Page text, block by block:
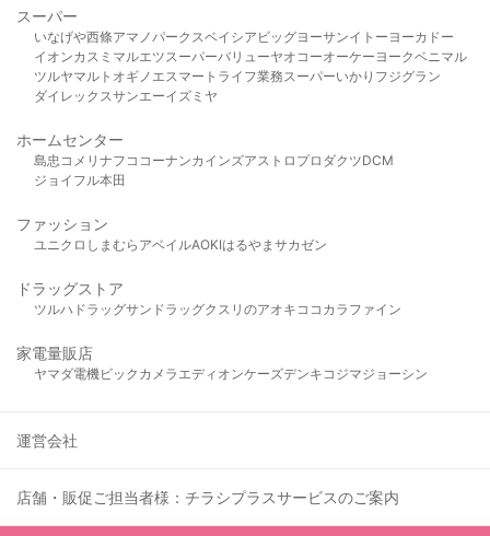
スーパー
いなげや西條アマノパークスベイシア ビッグヨーサンイトーヨーカドー
イオンカスミ マルエツスーパーバリューヤオコーオーケー ヨークベニマル
ツルヤマルト オギノ エスマート ライフ業務スーパーいかり フジグラン
ダイレックスサンエーイズミヤ
ホームセンター
島忠 コメリ ナフコ コーナンカインズアストロプロダクツDCM
ジョイフル本田
ファッション
ユニクロ しまむら アベイルAOKIはるやま サカゼン
ドラッグストア
ツルハドラッグサンドラッグクスリのアオキ ココカラファイン
家電量販店
ヤマダ電機ビックカメラ エディオンケーズデンキ コジマジョーシン
運営会社
店舗・販促ご担当者様：チラシプラスサービスのご案内